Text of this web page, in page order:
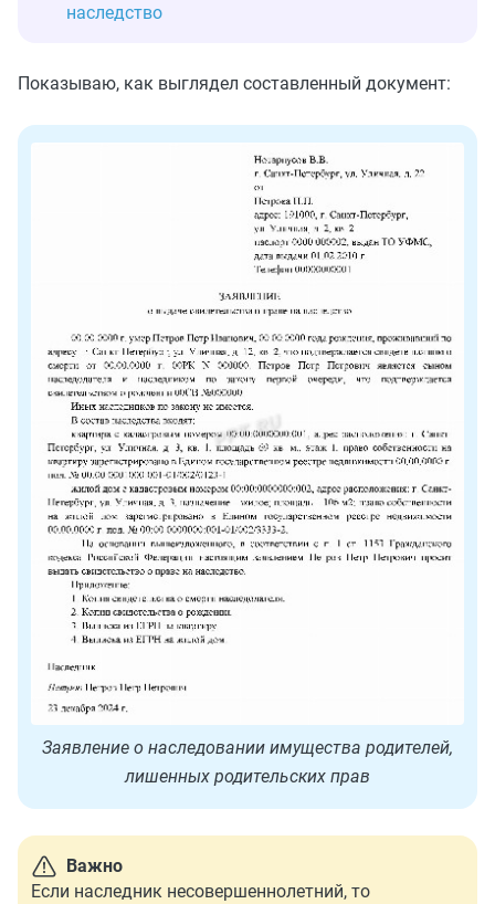
наследство
Показываю, как выглядел составленный документ:
Заявление о наследовании имущества родителей,
лишенных родительских прав
Важно
Если наследник несовершеннолетний, то